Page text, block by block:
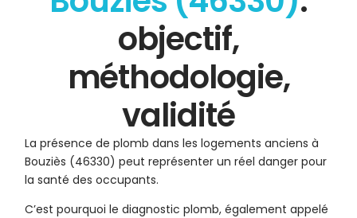
objectif,
méthodologie,
validité
La présence de plomb dans les logements anciens à
Bouziès (46330) peut représenter un réel danger pour
la santé des occupants.
C’est pourquoi le diagnostic plomb, également appelé